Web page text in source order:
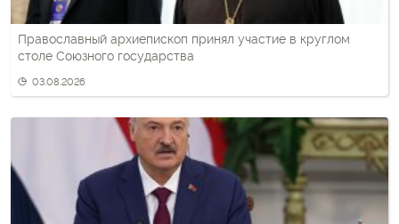
Православный архиепископ принял участие в круглом
столе Союзного государства
03.08.2026